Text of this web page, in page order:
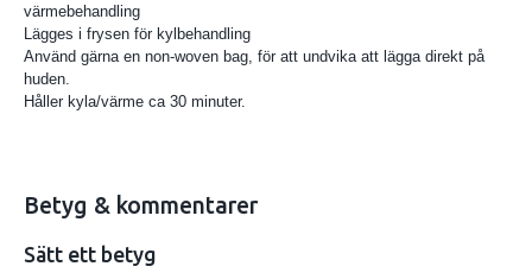
värmebehandling
Lägges i frysen för kylbehandling
Använd gärna en non-woven bag, för att undvika att lägga direkt på
huden.
Håller kyla/värme ca 30 minuter.
Betyg & kommentarer
Sätt ett betyg